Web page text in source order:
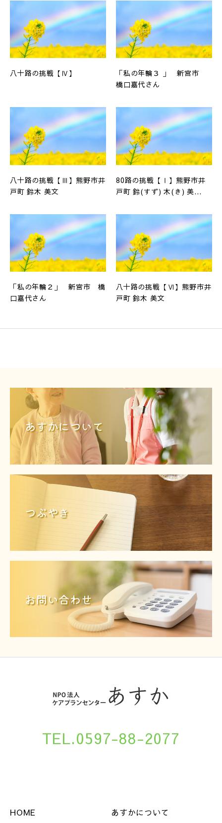
八十路の挑戦【Ⅳ】
「私の年輪３ 」 新宮市
橋口嘉代さん
八十路の挑戦【Ⅲ】熊野市井
戸町 鈴木 美文
80路の挑戦【Ⅰ】熊野市井
戸町 鈴(すず) 木(き) 美...
「私の年輪２」 新宮市 橋
口嘉代さん
八十路の挑戦【Ⅵ】熊野市井
戸町 鈴木 美文
あすかについて
つぶやき
お問い合わせ
TEL.0597-88-2077
HOME あすかについて